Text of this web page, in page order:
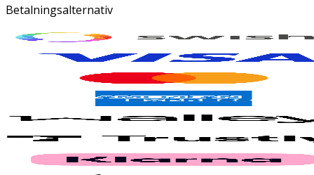
Betalningsalternativ